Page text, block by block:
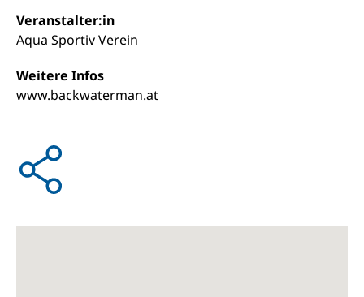
Veranstalter:in
Aqua Sportiv Verein
Weitere Infos
www.backwaterman.at